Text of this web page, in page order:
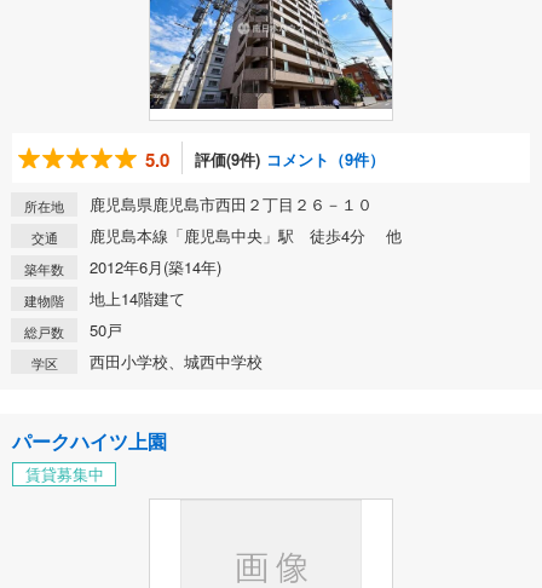
5.0 評価(9件) コメント（9件）
所在地 鹿児島県鹿児島市西田２丁目２６－１０
交通 鹿児島本線「鹿児島中央」駅 徒歩4分 他
築年数 2012年6月(築14年)
建物階 地上14階建て
総戸数 50戸
学区 西田小学校、城西中学校
パークハイツ上園
賃貸募集中